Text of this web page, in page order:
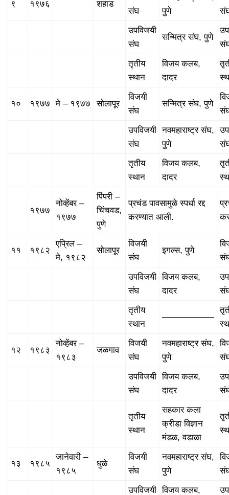
९ १९७६ शहाड
संघ
पुणे
उपविजयी
संघ
सन्मित्र संघ, पुणे
तृतीय
स्थान
विजय कलब,
दादर
१० १९७७ मे – १९७७ सोलापूर
विजयी
संघ
सन्मित्र संघ, पुणे
उपविजयी
संघ
नवमहाराष्ट्र संघ,
पुणे
तृतीय
स्थान
विजय कलब,
दादर
१९७७
नोव्हेंबर –
१९७७
पिंपरी –
चिंचवड,
पुणे
प्रचंड पावसामुळे स्पर्धा रद्द
करण्यात आली.
११ १९८२
एप्रिल –
मे, १९८२
सोलापूर
विजयी
संघ
इगल्स, पुणे
उपविजयी
संघ
विजय कलब,
दादर
तृतीय
स्थान
——————
१२ १९८३
नोव्हेंबर –
१९८३
जळगाव
विजयी
संघ
नवमहाराष्ट्र संघ,
पुणे
उपविजयी
संघ
विजय कलब,
दादर
तृतीय
स्थान
सहकार कला
क्रीडा विज्ञान
मंडळ, वडाळा
१३ १९८५
जानेवारी –
१९८५
धुळे
विजयी
संघ
नवमहाराष्ट्र संघ,
पुणे
उपविजयी विजय कलब,